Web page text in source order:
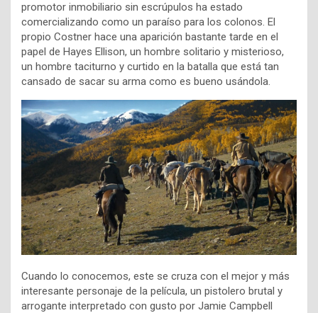
promotor inmobiliario sin escrúpulos ha estado
comercializando como un paraíso para los colonos. El
propio Costner hace una aparición bastante tarde en el
papel de Hayes Ellison, un hombre solitario y misterioso,
un hombre taciturno y curtido en la batalla que está tan
cansado de sacar su arma como es bueno usándola.
Cuando lo conocemos, este se cruza con el mejor y más
interesante personaje de la película, un pistolero brutal y
arrogante interpretado con gusto por Jamie Campbell